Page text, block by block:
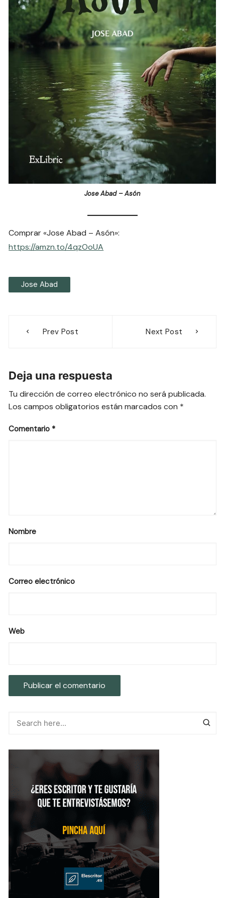
Jose Abad – Asón
Comprar «Jose Abad – Asón»:
https://amzn.to/4qzOoUA
Jose Abad
Prev Post Next Post
Deja una respuesta
Tu dirección de correo electrónico no será publicada.
Los campos obligatorios están marcados con *
Comentario *
Nombre
Correo electrónico
Web